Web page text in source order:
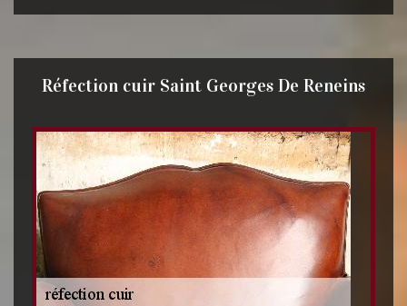
Réfection cuir Saint Georges De Reneins